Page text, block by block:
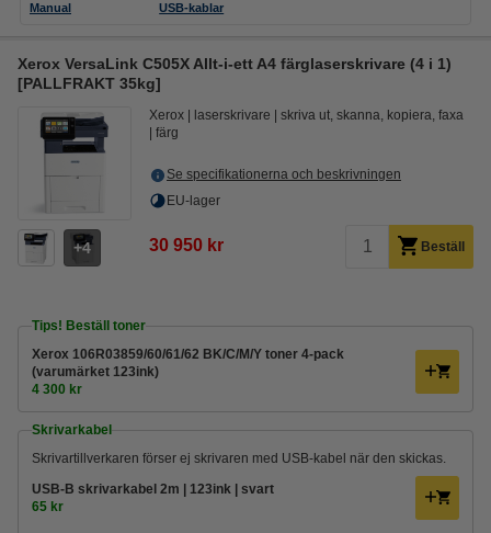
Manual
USB-kablar
Xerox VersaLink C505X Allt-i-ett A4 färglaserskrivare (4 i 1)
[PALLFRAKT 35kg]
4
Xerox laserskrivare
skriva ut, skanna, kopiera, faxa
färg
Se specifikationerna och beskrivningen
EU-lager
30 950 kr Beställ
Tips! Beställ toner
Xerox 106R03859/60/61/62 BK/C/M/Y toner 4-pack
(varumärket 123ink)
4 300 kr
Skrivarkabel
Skrivartillverkaren förser ej skrivaren med USB-kabel när den skickas.
USB-B skrivarkabel 2m | 123ink | svart
65 kr